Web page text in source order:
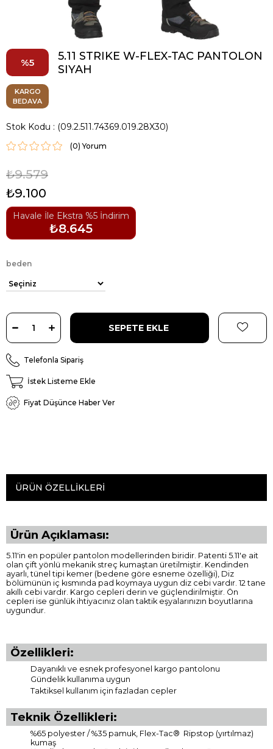
5
5.11 STRIKE W-FLEX-TAC PANTOLON
SIYAH
KARGO
BEDAVA
Stok Kodu (09.2.511.74369.019.28X30)
(0)
₺9.579
₺9.100
Havale İle Ekstra %5 İndirim
₺8.645
beden
Telefonla Sipariş
İstek Listeme Ekle
Fiyat Düşünce Haber Ver
ÜRÜN ÖZELLIKLERI
Ürün Açıklaması:
5.11'in en popüler pantolon modellerinden biridir. Patenti 5.11'e ait
olan çift yönlü mekanik streç kumaştan üretilmiştir. Kendinden
ayarlı, tünel tipi kemer (bedene göre esneme özelliği), Diz
bölümünün iç kısmında pad koymaya uygun diz cebi vardır. 12 tane
akıllı cebi vardır. Kargo cepleri derin ve güçlendirilmiştir. Ön
cepleri ise günlük ihtiyacınız olan taktik eşyalarınızın boyutlarına
uygundur.
Özellikleri:
Dayanıklı ve esnek profesyonel kargo pantolonu
Gündelik kullanıma uygun
Taktiksel kullanım için fazladan cepler
Teknik Özellikleri:
%65 polyester / %35 pamuk, Flex-Tac® Ripstop (yırtılmaz)
kumaş